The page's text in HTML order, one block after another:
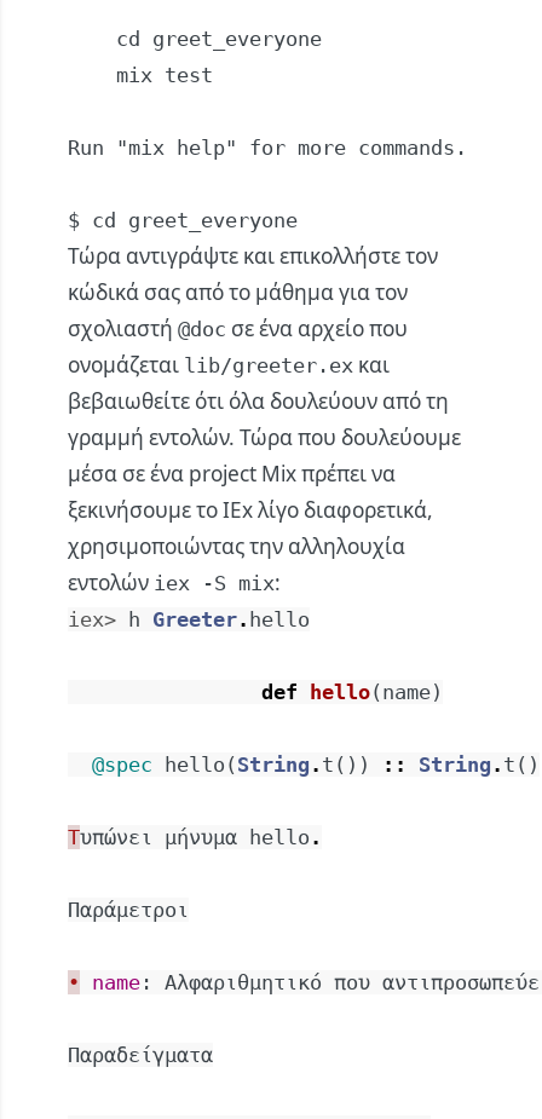
    cd greet_everyone
    mix test
Run "mix help" for more commands.
Τώρα αντιγράψτε και επικολλήστε τον
κώδικά σας από το μάθημα για τον
σχολιαστή @doc σε ένα αρχείο που
ονομάζεται lib/greeter.ex και
βεβαιωθείτε ότι όλα δουλεύουν από τη
γραμμή εντολών. Τώρα που δουλεύουμε
μέσα σε ένα project Mix πρέπει να
ξεκινήσουμε το IEx λίγο διαφορετικά,
χρησιμοποιώντας την αλληλουχία
εντολών iex -S mix:
iex> h Greeter. hello
def hello( name)
@spec hello ( String . t ( ) ) :: String . t ( )
Τυπώνει μήνυμα hello .
Παράμετροι
• name : Αλφαριθμητικό που
Παραδείγματα